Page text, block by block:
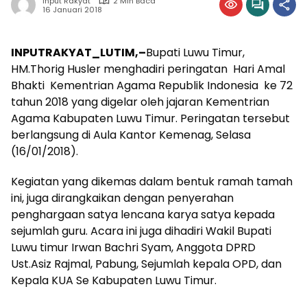
16 Januari 2018
INPUTRAKYAT_LUTIM,–Bupati Luwu Timur,
HM.Thorig Husler menghadiri peringatan Hari Amal
Bhakti Kementrian Agama Republik Indonesia ke 72
tahun 2018 yang digelar oleh jajaran Kementrian
Agama Kabupaten Luwu Timur. Peringatan tersebut
berlangsung di Aula Kantor Kemenag, Selasa
(16/01/2018).
Kegiatan yang dikemas dalam bentuk ramah tamah
ini, juga dirangkaikan dengan penyerahan
penghargaan satya lencana karya satya kepada
sejumlah guru. Acara ini juga dihadiri Wakil Bupati
Luwu timur Irwan Bachri Syam, Anggota DPRD
Ust.Asiz Rajmal, Pabung, Sejumlah kepala OPD, dan
Kepala KUA Se Kabupaten Luwu Timur.